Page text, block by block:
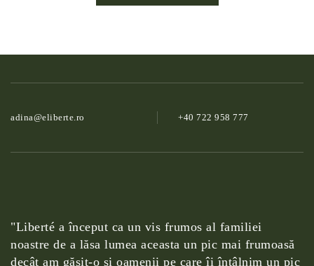
adina@­eliberte.ro +40 722 958 777
"Liberté a început ca un vis frumos al familiei
noastre de a lăsa lumea aceasta un pic mai frumoasă
decât am găsit-o şi oamenii pe care îi întâlnim un pic